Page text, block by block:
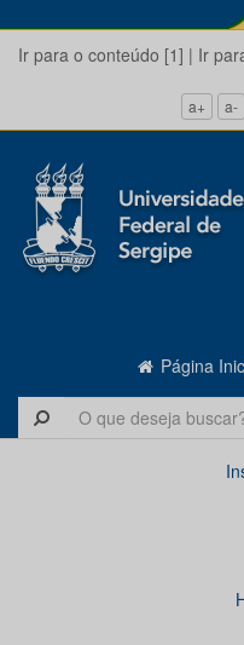
Ir para o conteúdo [1] | Ir
a+ a-
Página